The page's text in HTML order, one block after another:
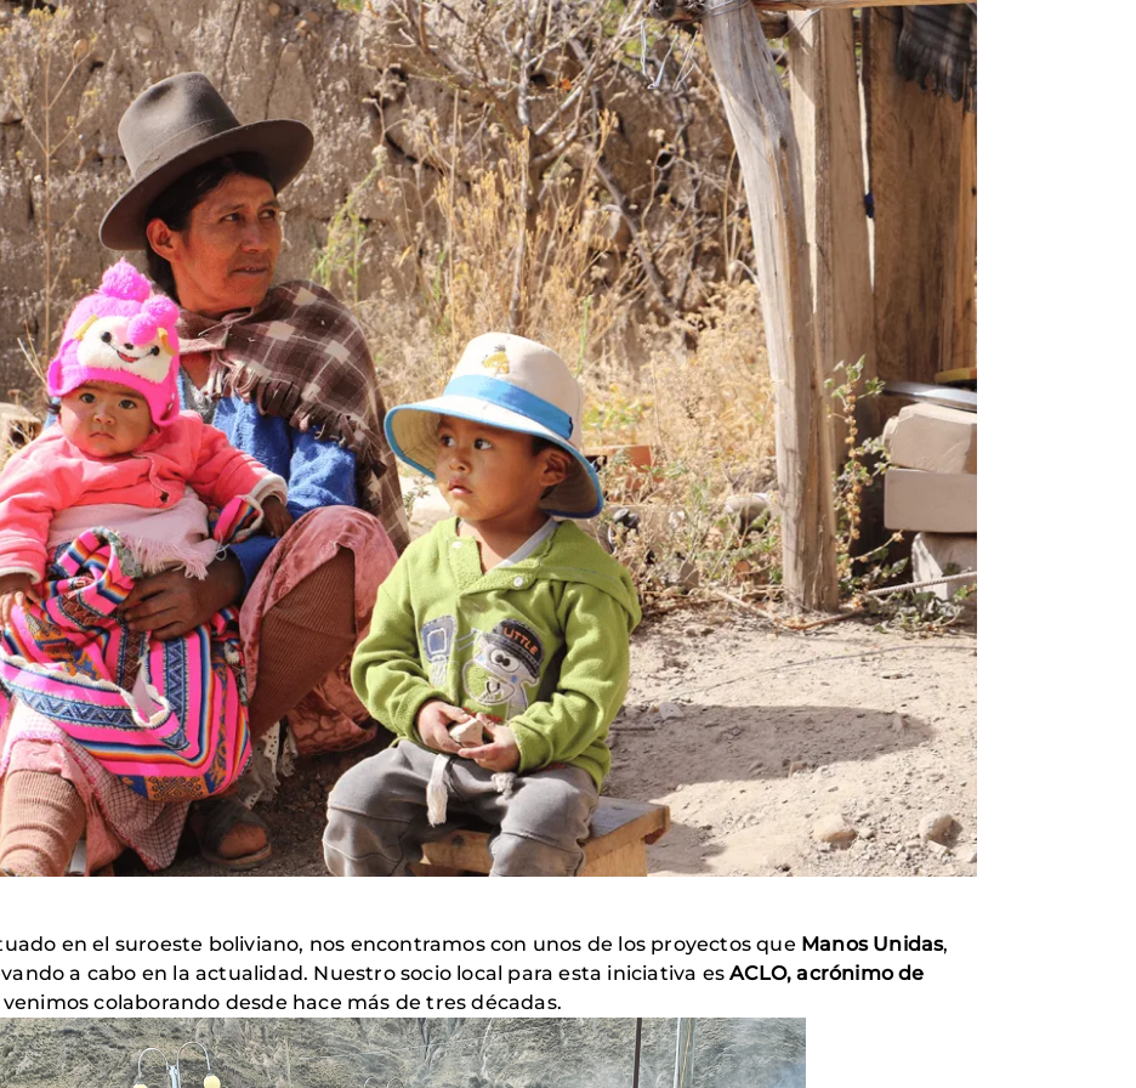
en el suroeste boliviano, nos encontramos con unos de los proyectos que Manos Unidas,
a cabo en la actualidad. Nuestro socio local para esta iniciativa esACLO, acrónimo de
colaborando desde hace más de tres décadas.